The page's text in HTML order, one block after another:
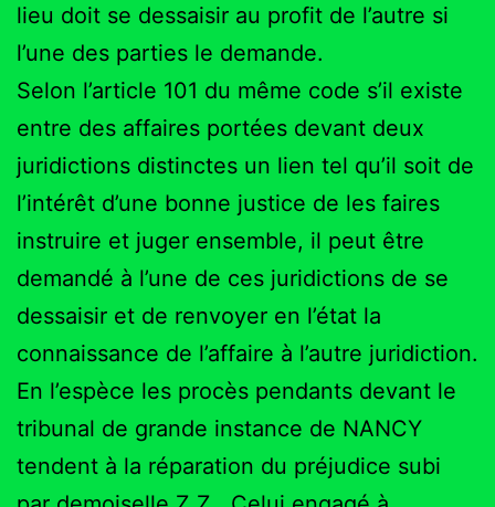
lieu doit se dessaisir au profit de l’autre si
l’une des parties le demande.
Selon l’article 101 du même code s’il existe
entre des affaires portées devant deux
juridictions distinctes un lien tel qu’il soit de
l’intérêt d’une bonne justice de les faires
instruire et juger ensemble, il peut être
demandé à l’une de ces juridictions de se
dessaisir et de renvoyer en l’état la
connaissance de l’affaire à l’autre juridiction.
En l’espèce les procès pendants devant le
tribunal de grande instance de NANCY
tendent à la réparation du préjudice subi